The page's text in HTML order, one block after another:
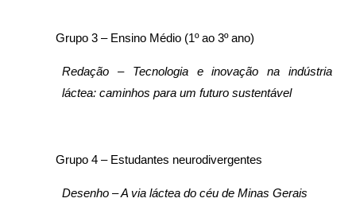
Grupo 3 – Ensino Médio (1º ao 3º ano)
Redação – Tecnologia e inovação na indústria
láctea: caminhos para um futuro sustentável
Grupo 4 – Estudantes neurodivergentes
Desenho – A via láctea do céu de Minas Gerais